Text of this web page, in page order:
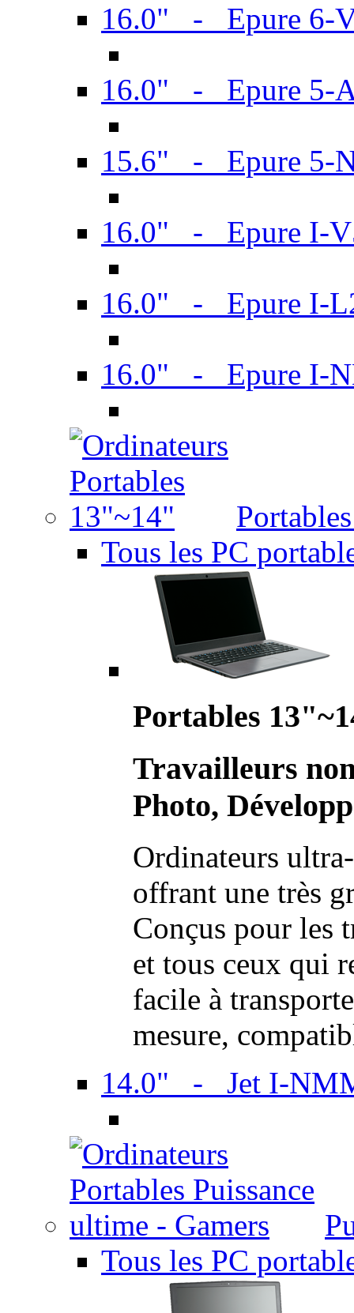
16.0" - Epure 6-
16.0" - Epure 5-
15.6" - Epure 5-
16.0" - Epure I-
16.0" - Epure I-
16.0" - Epure I-
Tous les PC
Portables
Travailleurs
Photo,
Ordinateurs
offrant une très
Conçus pour les
et tous ceux qui
facile à
mesure,
14.0" - Jet I-
Tous les PC